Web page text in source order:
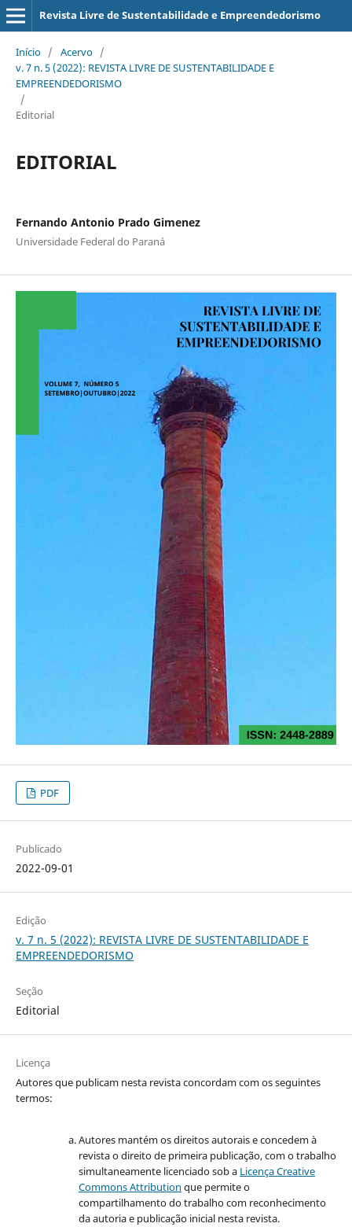
Revista Livre de Sustentabilidade e Empreendedorismo
Início / Acervo /
v. 7 n. 5 (2022): REVISTA LIVRE DE SUSTENTABILIDADE E
EMPREENDEDORISMO
/
Editorial
EDITORIAL
Fernando Antonio Prado Gimenez
Universidade Federal do Paraná
PDF
Publicado
2022-09-01
Edição
v. 7 n. 5 (2022): REVISTA LIVRE DE SUSTENTABILIDADE E
EMPREENDEDORISMO
Seção
Editorial
Licença
Autores que publicam nesta revista concordam com os seguintes
termos:
Autores mantém os direitos autorais e concedem à
revista o direito de primeira publicação, com o trabalho
simultaneamente licenciado sob a Licença Creative
Commons Attribution que permite o
compartilhamento do trabalho com reconhecimento
da autoria e publicação inicial nesta revista.